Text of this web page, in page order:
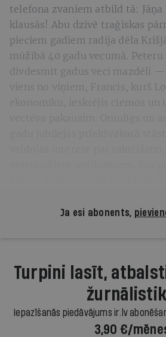
telefona zvaniem atbild tā: Jāņa
klausās! Abu dzīvē traģiskas
pieciem gadiem radīja dēla
mūžībā 40 gadu vecumā.
divdesmit gadus veci mazdēli
viens no viņiem, Francis, kurš
ekonomiku, ieskrējis ciemos un
Ja esi abonents,
Turpini lasīt,
Iepazīšanās piedāvājums ir.lv
3,90 €/